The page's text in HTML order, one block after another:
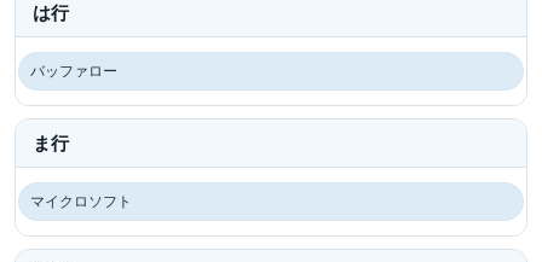
は行
バッファロー
ま行
マイクロソフト